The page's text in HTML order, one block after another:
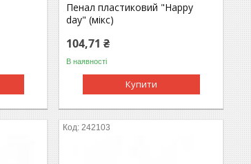
Пенал пластиковий "Happy
day" (мікс)
104,71 ₴
В наявності
Купити
242103